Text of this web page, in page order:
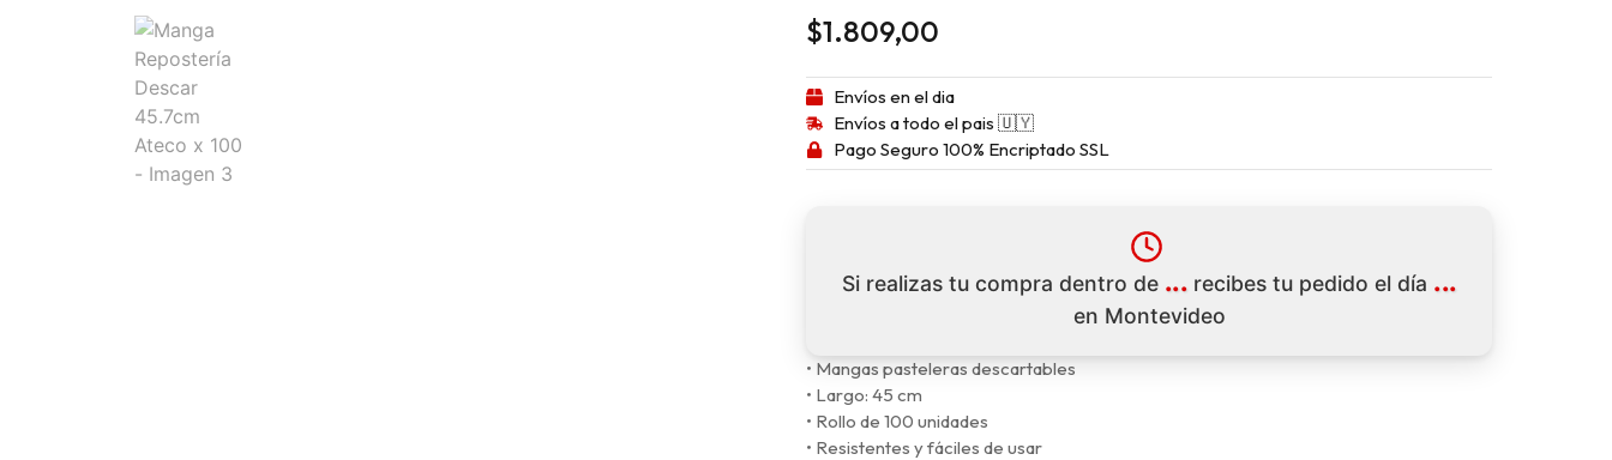
$1.809,00
Envíos en el dia
Envíos a todo el pais 🇺🇾
Pago Seguro 100% Encriptado SSL
Si realizas tu compra dentro de ... recibes tu pedido el día ...
en Montevideo
• Mangas pasteleras descartables
• Largo: 45 cm
• Rollo de 100 unidades
• Resistentes y fáciles de usar